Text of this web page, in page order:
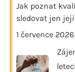
Jak poznat
sledovat jen
1 července 2026